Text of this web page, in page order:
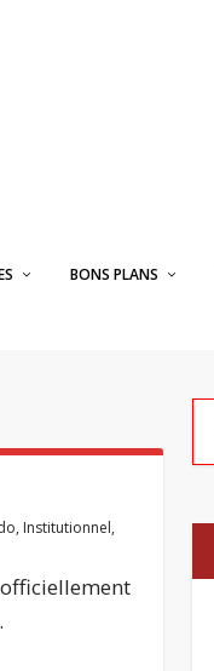
BONS PLANS
, Institutionnel,